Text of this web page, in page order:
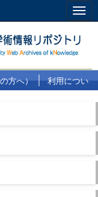
方へ）
利用につい